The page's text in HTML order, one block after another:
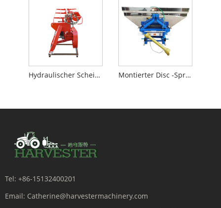
Hydraulischer Scheibenmäher Montierter Disc -Spreizer
Tel: +86-15132400201
Email: Catherine@harvestermachinery.com